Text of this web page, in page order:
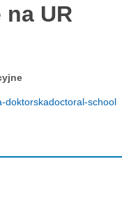
UR
doktorskadoctoral-school